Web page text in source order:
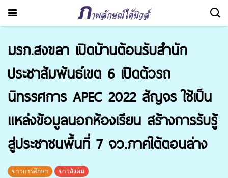
มรภ.สงขลา เปิดบ้านต้อนรับสำนัก
ประชาสัมพันธ์เขต 6 เปิดตัวรถ
นิทรรศการ APEC 2022 สัญจร ใช้เป็น
แหล่งข้อมูลนอกห้องเรียน สร้างการรับรู้
สู่ประชาชนพื้นที่ 7 จว.ภาคใต้ตอนล่าง
ข่าวการศึกษา ข่าวสังคม